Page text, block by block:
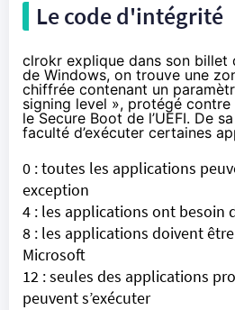
Le code d'intégrité
clrokr explique dans son billet
de Windows, on trouve une
chiffrée contenant un
signing level », protégé
le Secure Boot de l’UEFI. De
faculté d’exécuter certaines
0 : toutes les applications
exception
4 : les applications ont besoin
8 : les applications doivent
Microsoft
12 : seules des applications
peuvent s’exécuter